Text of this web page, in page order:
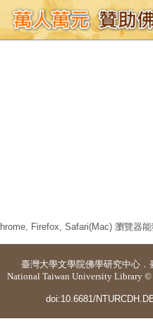
Firefox, Safari(Mac) 瀏覽器
臺灣大學文學院佛學研究中心 ．
National Taiwan University Library ©
doi:10.6681/